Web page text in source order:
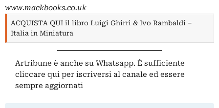
www.mackbooks.co.uk
ACQUISTA QUI il libro Luigi Ghirri & Ivo Rambaldi –
Italia in Miniatura
Artribune è anche su Whatsapp. È sufficiente
cliccare qui per iscriversi al canale ed essere
sempre aggiornati